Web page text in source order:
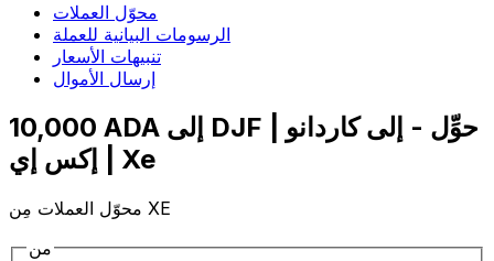
محوّل العملات
الرسومات البيانية للعملة
تنبيهات الأسعار
إرسال الأموال
10,000 ADA إلى DJF | حوِّل - إلى كاردانو
| إكس إي Xe
محوّل العملات مِن XE
من